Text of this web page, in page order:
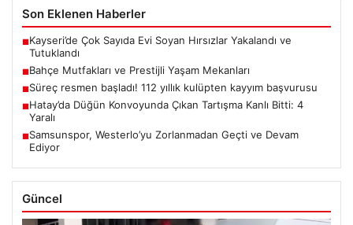
Son Eklenen Haberler
■Kayseri’de Çok Sayıda Evi Soyan Hırsızlar Yakalandı ve
Tutuklandı
■Bahçe Mutfakları ve Prestijli Yaşam Mekanları
■Süreç resmen başladı! 112 yıllık kulüpten kayyım başvurusu
■Hatay’da Düğün Konvoyunda Çıkan Tartışma Kanlı Bitti: 4
Yaralı
■Samsunspor, Westerlo’yu Zorlanmadan Geçti ve Devam
Ediyor
Güncel